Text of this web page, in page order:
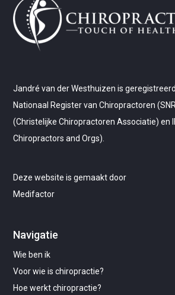
Jandré van der Westhuizen is
Nationaal Register van Chiropractoren
(Christelijke Chiropractoren Associatie) en
Chiropractors and Orgs).
Deze website is gemaakt door
Medifactor
Navigatie
Wie ben ik
Voor wie is chiropractie?
Hoe werkt chiropractie?